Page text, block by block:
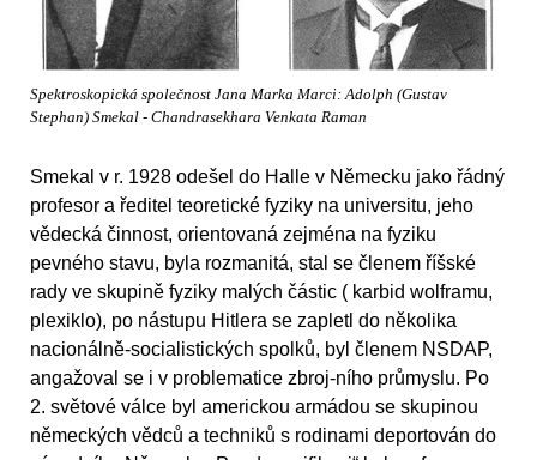
Spektroskopická společnost Jana Marka Marci: Adolph (Gustav
Stephan) Smekal - Chandrasekhara Venkata Raman
Smekal v r. 1928 odešel do Halle v Německu jako řádný
profesor a ředitel teoretické fyziky na universitu, jeho
vědecká činnost, orientovaná zejména na fyziku
pevného stavu, byla rozmanitá, stal se členem říšské
rady ve skupině fyziky malých částic ( karbid wolframu,
plexiklo), po nástupu Hitlera se zapletl do několika
nacionálně-socialistických spolků, byl členem NSDAP,
angažoval se i v problematice zbroj-ního průmyslu. Po
2. světové válce byl americkou armádou se skupinou
německých vědců a techniků s rodinami deportován do